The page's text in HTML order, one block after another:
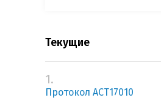
Текущие
1.
Протокол ACT17010